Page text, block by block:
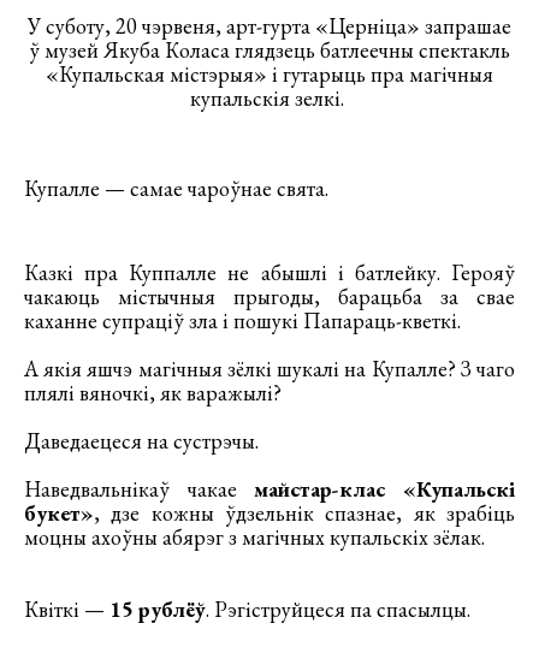
У суботу, 20 чэрвеня, арт-гурта «Церніца» запрашае
ў музей Якуба Коласа глядзець батлеечны спектакль
«Купальская містэрыя» і гутарыць пра магічныя
купальскія зелкі.
Купалле — самае чароўнае свята.
Казкі пра Куппалле не абышлі і батлейку. Герояў
чакаюць містычныя прыгоды, барацьба за свае
каханне супраціў зла і пошукі Папараць-кветкі.
А якія яшчэ магічныя зёлкі шукалі на Купалле? З чаго
плялі вяночкі, як варажылі?
Даведаецеся на сустрэчы.
Наведвальнікаў чакае майстар-клас «Купальскі
букет», дзе кожны ўдзельнік спазнае, як зрабіць
моцны ахоўны абярэг з магічных купальскіх зёлак.
Квіткі — 15 рублёў. Рэгіструйцеся па спасылцы.